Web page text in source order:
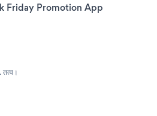
Friday Promotion App
तत्व।